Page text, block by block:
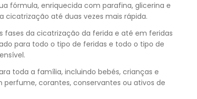
fórmula, enriquecida com parafina, glicerina e
cicatrização até duas vezes mais rápida.
fases da cicatrização da ferida e até em feridas
para todo o tipo de feridas e todo o tipo de
toda a família, incluindo bebés, crianças e
perfume, corantes, conservantes ou ativos de